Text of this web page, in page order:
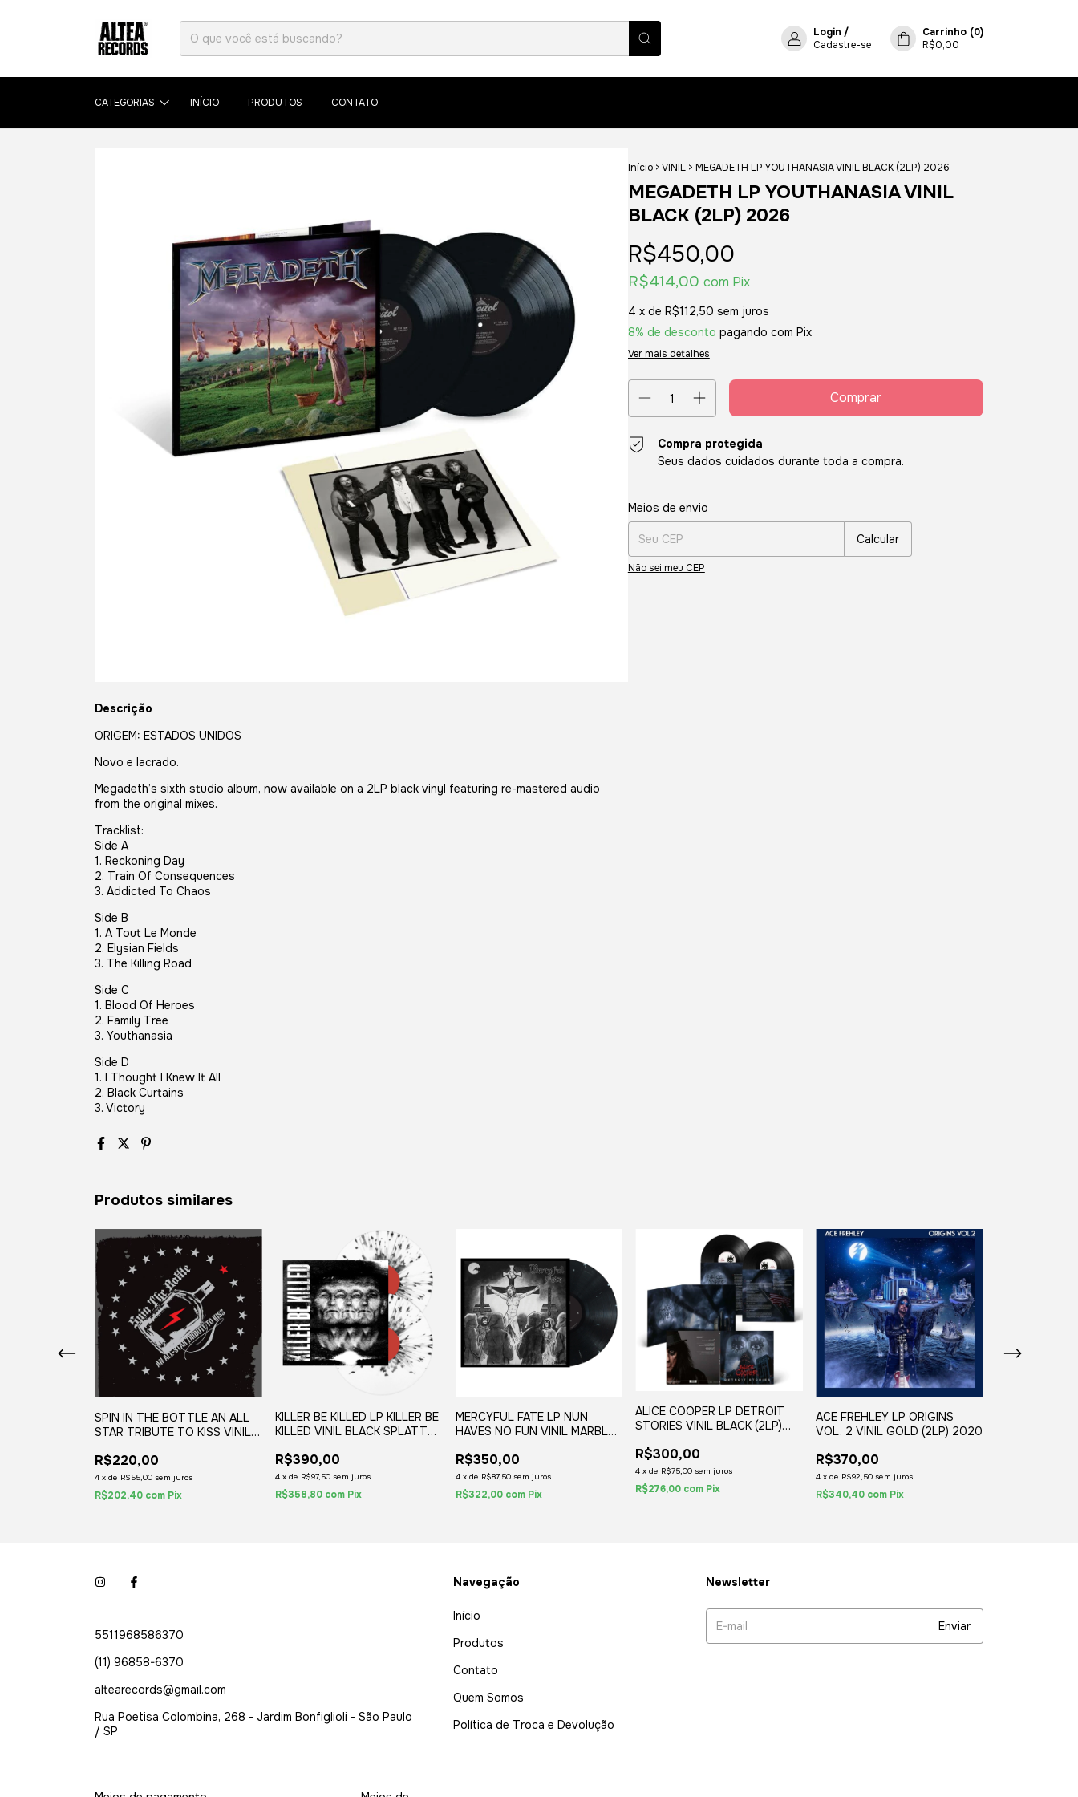
Login /
Cadastre-se
Carrinho (0)
R$0,00
CATEGORIAS INÍCIO PRODUTOS CONTATO
Início >VINIL > MEGADETH LP YOUTHANASIA VINIL BLACK (2LP) 2026
MEGADETH LP YOUTHANASIA VINIL
BLACK (2LP) 2026
R$450,00
R$414,00 com Pix
4 x de R$112,50 sem juros
8% de desconto pagando com Pix
Ver mais detalhes
Compra protegida
Seus dados cuidados durante toda a compra.
Entregas para o CEP:
Meios de envio
Calcular
Não sei meu CEP
Descrição
ORIGEM: ESTADOS UNIDOS
Novo e lacrado.
Megadeth’s sixth studio album, now available on a 2LP black vinyl featuring re-mastered audio
from the original mixes.
Tracklist:
Side A
1. Reckoning Day
2. Train Of Consequences
3. Addicted To Chaos
Side B
1. A Tout Le Monde
2. Elysian Fields
3. The Killing Road
Side C
1. Blood Of Heroes
2. Family Tree
3. Youthanasia
Side D
1. I Thought I Knew It All
2. Black Curtains
3. Victory
Produtos similares
SPIN IN THE BOTTLE AN ALL
STAR TRIBUTE TO KISS VINIL
R$220,00
4 x de R$55,00 sem juros
R$202,40 com Pix
KILLER BE KILLED LP KILLER BE
KILLED VINIL BLACK SPLATTER
R$390,00
4 x de R$97,50 sem juros
R$358,80 com Pix
MERCYFUL FATE LP NUN
HAVES NO FUN VINIL MARBLED
R$350,00
4 x de R$87,50 sem juros
R$322,00 com Pix
ALICE COOPER LP DETROIT
STORIES VINIL BLACK (2LP)
R$300,00
4 xde R$75,00 sem juros
R$276,00 com Pix
ACE FREHLEY LP ORIGINS
VOL. 2 VINIL GOLD (2LP) 2020
R$370,00
4 xde R$92,50 sem juros
R$340,40 com Pix
5511968586370
(11) 96858-6370
altearecords@gmail.com
Rua Poetisa Colombina, 268 - Jardim Bonfiglioli - São Paulo
/ SP
Navegação
Início
Produtos
Contato
Quem Somos
Política de Troca e Devolução
Newsletter